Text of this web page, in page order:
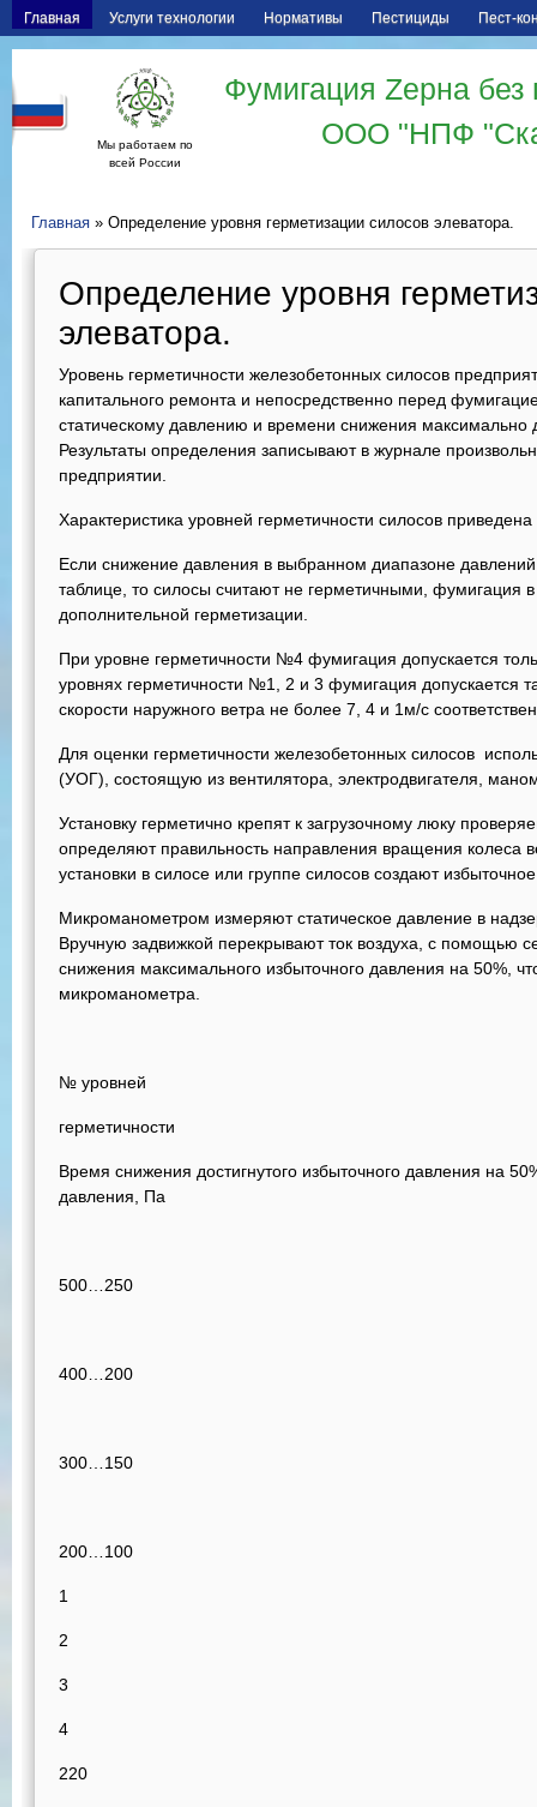
Главная Услуги технологии Нормативы Пестициды Пест-
Мы работаем по
всей России
Фумигация Zерна
ООО "НПФ
Главная » Определение уровня герметизации силосов элеватора.
Определение уровня
элеватора.
Уровень герметичности железобетонных силосов
капитального ремонта и непосредственно перед
статическому давлению и времени снижения максимально
Результаты определения записывают в журнале
предприятии.
Характеристика уровней герметичности силосов приведена
Если снижение давления в выбранном диапазоне
таблице, то силосы считают не герметичными, фумигация
дополнительной герметизации.
При уровне герметичности №4 фумигация допускается
уровнях герметичности №1, 2 и 3 фумигация допускается
скорости наружного ветра не более 7, 4 и 1м/с
Для оценки герметичности железобетонных силосов
(УОГ), состоящую из вентилятора, электродвигателя,
Установку герметично крепят к загрузочному люку
определяют правильность направления вращения колеса
установки в силосе или группе силосов создают
Микроманометром измеряют статическое давление в
Вручную задвижкой перекрывают ток воздуха, с помощью
снижения максимального избыточного давления на 50%,
микроманометра.
№ уровней
герметичности
Время снижения достигнутого избыточного давления на
давления, Па
500…250
400…200
300…150
200…100
1
2
3
4
220